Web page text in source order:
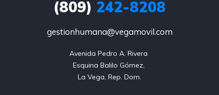
(809) 242-8208
gestionhumana@vegamovil.com
Avenida Pedro A. Rivera
Esquina Balilo Gómez,
La Vega, Rep. Dom.